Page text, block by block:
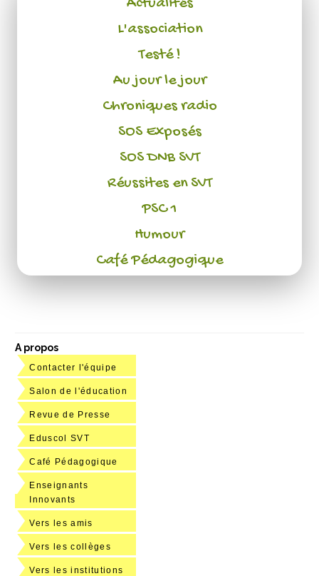
L'association
Testé !
Au jour le jour
Chroniques radio
SOS Exposés
SOS DNB SVT
Réussites en SVT
PSC 1
Humour
Café Pédagogique
A propos
Contacter l'équipe
Salon de l'éducation
Revue de Presse
Eduscol SVT
Café Pédagogique
Enseignants
Innovants
Vers les amis
Vers les collèges
Vers les institutions